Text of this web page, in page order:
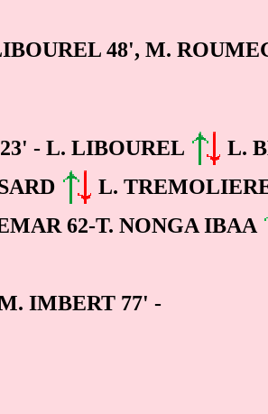
48', M.
- L. LIBOUREL
L.
L.
62-T. NONGA IBAA
IMBERT 77' -